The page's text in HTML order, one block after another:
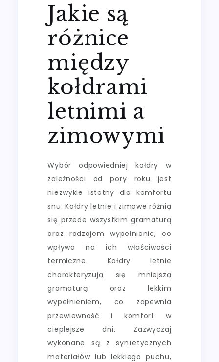
Jakie są
różnice
między
kołdrami
letnimi a
zimowymi
Wybór odpowiedniej kołdry w
zależności od pory roku jest
niezwykle istotny dla komfortu
snu. Kołdry letnie i zimowe różnią
się przede wszystkim gramaturą
oraz rodzajem wypełnienia, co
wpływa na ich właściwości
termiczne. Kołdry letnie
charakteryzują się mniejszą
gramaturą oraz lekkim
wypełnieniem, co zapewnia
przewiewność i komfort w
cieplejsze dni. Zazwyczaj
wykonane są z syntetycznych
materiałów lub lekkiego puchu,